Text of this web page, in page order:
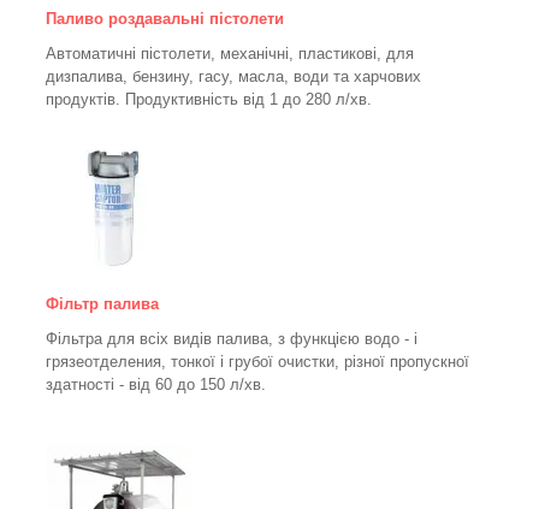
Паливо роздавальні пістолети
Автоматичні пістолети, механічні, пластикові, для
дизпалива, бензину, гасу, масла, води та харчових
продуктів. Продуктивність від 1 до 280 л/хв.
Фільтр палива
Фільтра для всіх видів палива, з функцією водо - і
грязеотделения, тонкої і грубої очистки, різної пропускної
здатності - від 60 до 150 л/хв